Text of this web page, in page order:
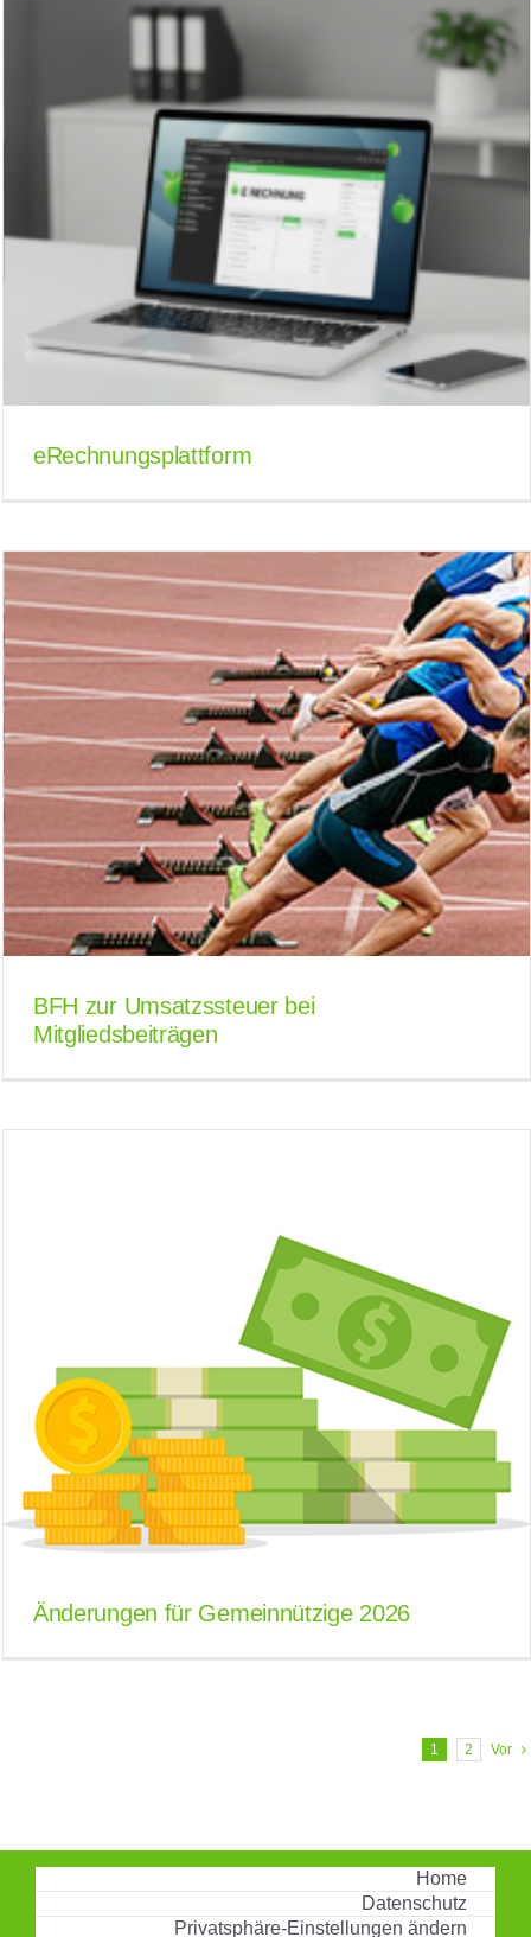
eRechnungsplattform
BFH zur Umsatzssteuer bei
Mitgliedsbeiträgen
Änderungen für Gemeinnützige 2026
1 2 Vor
Home
Datenschutz
Privatsphäre-Einstellungen ändern